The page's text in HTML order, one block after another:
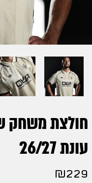
חולצת משחק
עונת 26/27
₪229